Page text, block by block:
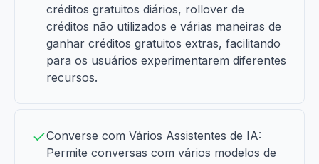
créditos gratuitos diários, rollover de
créditos não utilizados e várias maneiras de
ganhar créditos gratuitos extras, facilitando
para os usuários experimentarem diferentes
recursos.
Converse com Vários Assistentes de IA:
Permite conversas com vários modelos de